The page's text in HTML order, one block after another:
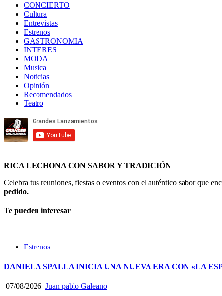
CONCIERTO
Cultura
Entrevistas
Estrenos
GASTRONOMIA
INTERES
MODA
Musica
Noticias
Opinión
Recomendados
Teatro
RICA LECHONA CON SABOR Y TRADICIÓN
Celebra tus reuniones, fiestas o eventos con el auténtico sabor que
pedido.
Te pueden interesar
Estrenos
DANIELA SPALLA INICIA UNA NUEVA ERA CON «LA
07/08/2026 Juan pablo Galeano